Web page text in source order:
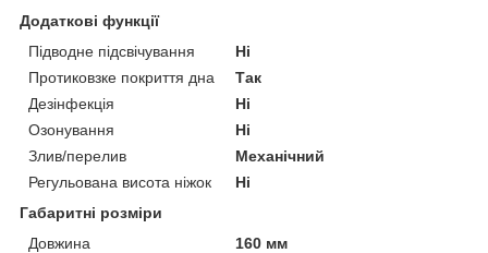
Додаткові функції
Підводне підсвічування
Ні
Протиковзке покриття дна
Так
Дезінфекція
Ні
Озонування
Ні
Злив/перелив
Механічний
Регульована висота ніжок
Ні
Габаритні розміри
Довжина
160 мм